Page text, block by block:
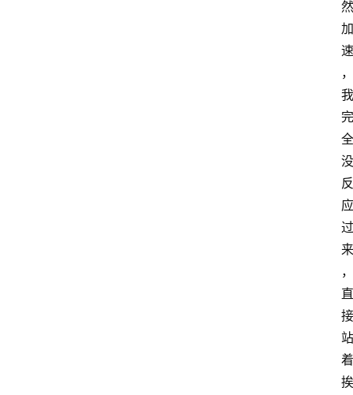
然
加
速
，
我
完
全
没
反
应
过
来
，
直
接
站
着
挨